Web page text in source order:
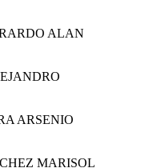
ALAN
ARSENIO
MARISOL